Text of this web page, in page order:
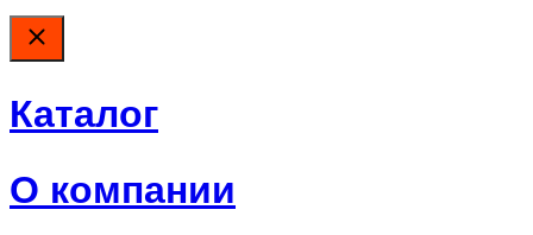
Каталог
О компании